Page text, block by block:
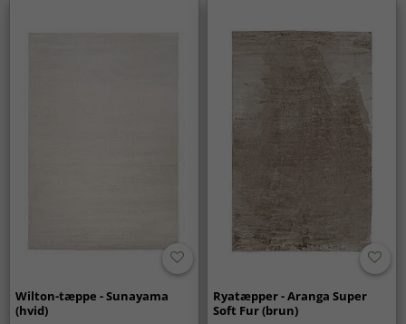
Wilton-tæppe - Sunayama
(hvid)
Ryatæpper - Aranga Super
Soft Fur (brun)